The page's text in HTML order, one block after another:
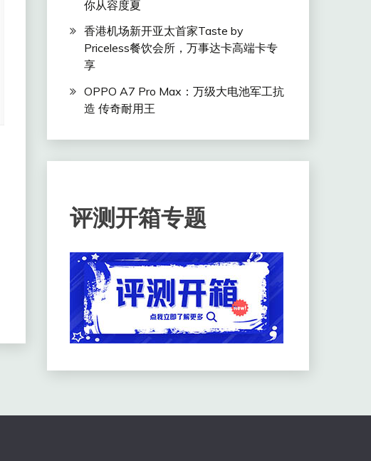
你从容度夏
香港机场新开亚太首家Taste by
Priceless餐饮会所，万事达卡高端卡专
享
OPPO A7 Pro Max：万级大电池军工抗
造 传奇耐用王
评测开箱专题